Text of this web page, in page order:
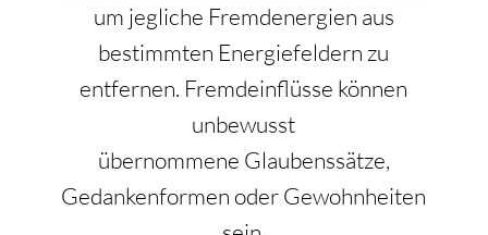
um jegliche Fremdenergien aus
bestimmten Energiefeldern zu
entfernen. Fremdeinflüsse können
unbewusst
übernommene Glaubenssätze,
Gedankenformen oder Gewohnheiten